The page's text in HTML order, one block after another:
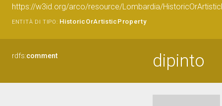
https://w3id.org/arco/resource/Lombardia/
ENTITÀ DI TIPO: HistoricOrArtisticProperty
rdfs:comment dipinto